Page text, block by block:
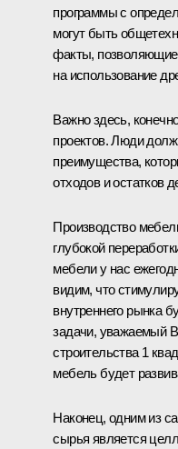
программы с
могут быть
факты,
на использование
Важно здесь,
проектов. Люди
преимущества,
отходов и остатков
Производство
глубокой
мебели у нас
видим, что
внутреннего рынка
задачи, уважаемый
строительства 1
мебель будет
Наконец, одним из
сырья является